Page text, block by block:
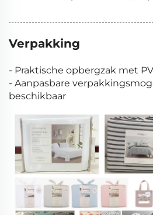
Verpakking
- Praktische opbergzak met
- Aanpasbare
beschikbaar